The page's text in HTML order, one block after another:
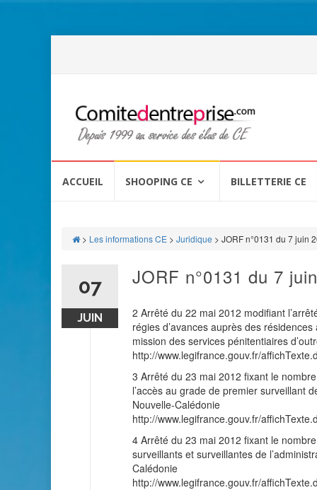
ACCUEIL SHOOPING CE BILLETTERIE CE
> Les informations CE > Juridique > JORF n°0131 du 7 juin
07
JUIN
JORF n°0131 du 7
2 Arrêté du 22 mai 2012 modifiant
régies d’avances auprès des
mission des services pénitentiaires
http://www.legifrance.gouv.fr/
3 Arrêté du 23 mai 2012 fixant le
l’accès au grade de premier surveillant
Nouvelle-Calédonie
http://www.legifrance.gouv.fr/
4 Arrêté du 23 mai 2012 fixant le
surveillants et surveillantes de
Calédonie
http://www.legifrance.gouv.fr/